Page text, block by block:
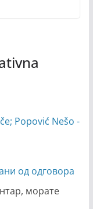
Popović Nešo -
од одговора
морате